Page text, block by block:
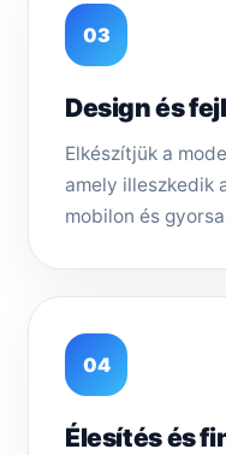
03
Design és
Elkészítjük a
amely illeszkedik
mobilon és
04
Élesítés és